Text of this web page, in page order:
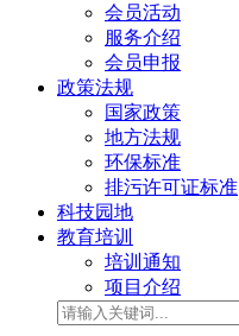
会员活动
服务介绍
会员申报
政策法规
国家政策
地方法规
环保标准
排污许可证标准
科技园地
教育培训
培训通知
项目介绍